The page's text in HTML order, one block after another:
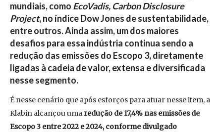
mundiais, como EcoVadis, Carbon Disclosure
Project, no índice Dow Jones de sustentabilidade,
entre outros. Ainda assim, um dos maiores
desafios para essa indústria continua sendo a
redução das emissões do Escopo 3, diretamente
ligadas à cadeia de valor, extensa e diversificada
nesse segmento.
É nesse cenário que após esforços para atuar nesse item, a
Klabin alcançou uma redução de 17,4% nas emissões de
Escopo 3 entre 2022 e 2024, conforme divulgado